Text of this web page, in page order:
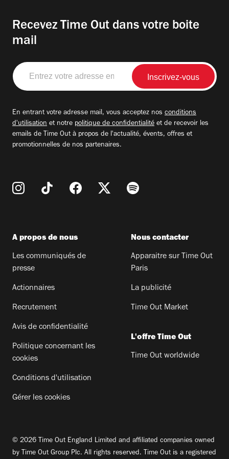
Recevez Time Out dans votre boite
mail
Entrez
votre
adresse
En entrant votre adresse mail, vous acceptez nos conditions
d'utilisation et notre politique de confidentialité et de recevoir les
emails de Time Out à propos de l'actualité, évents, offres et
promotionnelles de nos partenaires.
A propos de nous
Les communiqués de
presse
Actionnaires
Recrutement
Avis de confidentialité
Politique concernant les
cookies
Conditions d'utilisation
Gérer les cookies
Nous contacter
Apparaitre sur Time Out
Paris
La publicité
Time Out Market
L'offre Time Out
Time Out worldwide
© 2026 Time Out England Limited and affiliated companies owned
by Time Out Group Plc. All rights reserved. Time Out is a registered